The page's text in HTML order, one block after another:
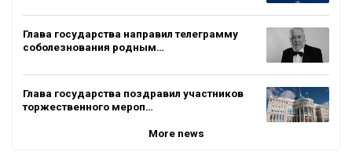
Глава государства направил телеграмму
соболезнования родным…
Глава государства поздравил участников
торжественного мероп…
More news